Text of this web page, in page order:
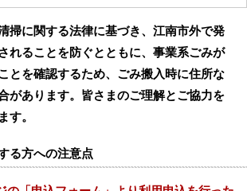
掃に関する法律に基づき、江南市外で発
れることを防ぐとともに、事業系ごみが
とを確認するため、ごみ搬入時に住所な
があります。皆さまのご理解とご協力を
す。
る方への注意点